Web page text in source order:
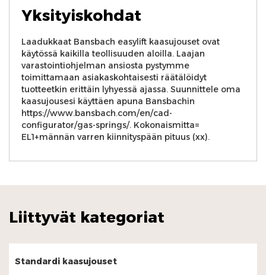
Yksityiskohdat
Laadukkaat Bansbach easylift kaasujouset ovat
käytössä kaikilla teollisuuden aloilla. Laajan
varastointiohjelman ansiosta pystymme
toimittamaan asiakaskohtaisesti räätälöidyt
tuotteetkin erittäin lyhyessä ajassa. Suunnittele oma
kaasujousesi käyttäen apuna Bansbachin
https://www.bansbach.com/en/cad-
configurator/gas-springs/. Kokonaismitta=
EL1+männän varren kiinnityspään pituus (xx).
Liittyvät kategoriat
Standardi kaasujouset